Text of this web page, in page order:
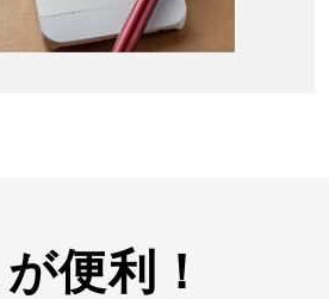
便利！